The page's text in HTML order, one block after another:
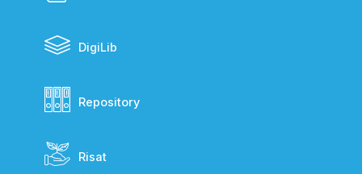
DigiLib
Repository
Risat